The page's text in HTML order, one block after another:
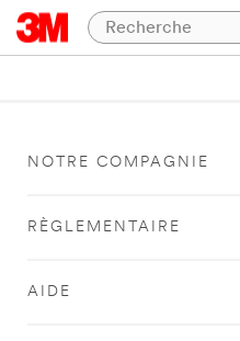
NOTRE COMPAGNIE
RÈGLEMENTAIRE
AIDE